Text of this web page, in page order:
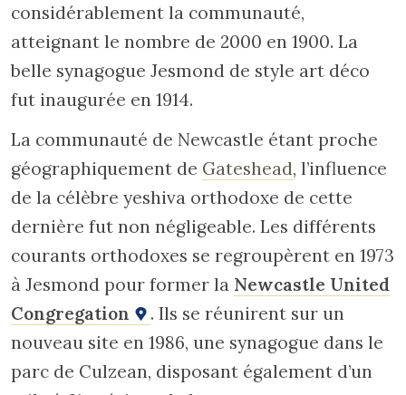
considérablement la communauté,
atteignant le nombre de 2000 en 1900. La
belle synagogue Jesmond de style art déco
fut inaugurée en 1914.
La communauté de Newcastle étant proche
géographiquement de Gateshead, l’influence
de la célèbre yeshiva orthodoxe de cette
dernière fut non négligeable. Les différents
courants orthodoxes se regroupèrent en 1973
à Jesmond pour former la Newcastle United
Congregation
. Ils se réunirent sur un
nouveau site en 1986, une synagogue dans le
parc de Culzean, disposant également d’un